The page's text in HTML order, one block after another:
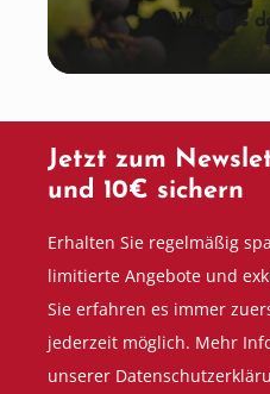
Wein aus
Jetzt zum
und 10€ sichern
Erhalten Sie regelmäßig
limitierte Angebote und
Sie erfahren es immer
jederzeit möglich. Mehr
unserer